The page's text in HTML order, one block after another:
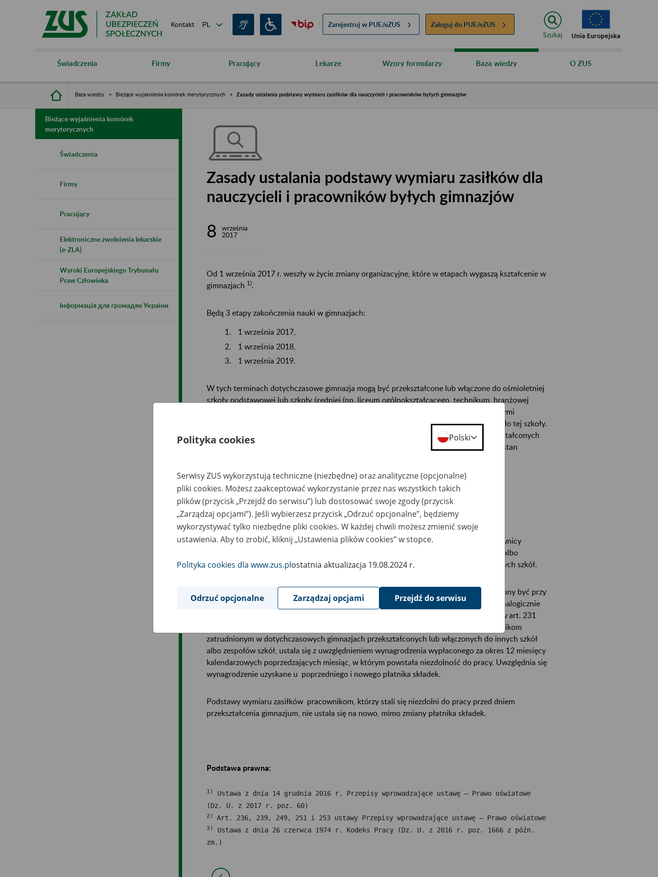
Kontakt Zarejestruj w PUE/eZUS Zaloguj do PUE/eZUS
Szukaj
Świadczenia Firmy Pracujący Lekarze Wzory formularzy Baza wiedzy O ZUS
Baza wiedzy Bieżące wyjaśnienia komórek merytorycznych Zasady ustalania podstawy wymiaru zasiłków dla nauczycieli i pracowników byłych gimnazjów
Bieżące wyjaśnienia komórek
merytorycznych
Świadczenia
Firmy
Pracujący
Elektroniczne zwolnienia lekarskie
(e-ZLA)
Wyroki Europejskiego Trybunału
Praw Człowieka
Інформація для громадян України
Zasady ustalania podstawy wymiaru zasiłków dla
nauczycieli i pracowników byłych gimnazjów
8
września
2017
Od 1 września 2017 r. weszły w życie zmiany organizacyjne, które w etapach wygaszą kształcenie w
gimnazjach 1).
Będą 3 etapy zakończenia nauki w gimnazjach:
1 września 2017,
1 września 2018,
1 września 2019.
W tych terminach dotychczasowe gimnazja mogą być przekształcone lub włączone do ośmioletniej
szkoły podstawowej lub szkoły średniej (np. liceum ogólnokształcącego, technikum, branżowej
szkoły I stopnia). Dzień rozpoczęcia działalności przez szkołę utworzoną zgodnie z nowymi
przepisami uznaje się odpowiednio za dzień przekształcenia albo włączenia gimnazjum do tej szkoły.
Nauczyciele i pracownicy dotychczasowych gimnazjów mogą być zatrudnieni w przekształconych
szkołach lub innych szkołach, do których włączono gimnazja, mogą być przeniesieni w stan
Podstawa wymiaru zasiłków
Zgodnie z przepisami powołanej ustawy z dnia 14 grudnia 2016 r.2)
nauczyciele i pracownicy
zatrudnieni w dotychczasowych gimnazjach lub zespole szkół, z dniem przekształcenia albo
włączenia do szkół podstawowych lub średnich, stają się z mocy prawa pracownikami tych szkół.
Zmiany organizacyjne, które spowodowały zakończenie kształcenia w gimnazjach powinny być przy
ustalaniu podstawy wymiaru świadczeń w razie choroby i macierzyństwa traktowane analogicznie
jak przejście zakładu pracy lub jego części na innego pracodawcę w trybie określonym w art. 231
. Podstawę wymiaru zasiłków przysługujących nauczycielom i pracownikom
zatrudnionym w dotychczasowych gimnazjach przekształconych lub włączonych do innych szkół
albo zespołów szkół, ustala się z uwzględnieniem wynagrodzenia wypłaconego za okres 12 miesięcy
kalendarzowych poprzedzających miesiąc, w którym powstała niezdolność do pracy. Uwzględnia się
wynagrodzenie uzyskane u poprzedniego i nowego płatnika składek.
Podstawy wymiaru zasiłków pracownikom, którzy stali się niezdolni do pracy przed dniem
przekształcenia gimnazjum, nie ustala się na nowo, mimo zmiany płatnika składek.
Podstawa prawna:
1)
Ustawa z dnia 14 grudnia 2016 r. Przepisy wprowadzające ustawę – Prawo oświatowe
2)
3)
Ustawa z dnia 26 czerwca 1974 r. Kodeks Pracy (Dz. U. z 2016 r. poz. 1666 z późn.
Polityka cookies Polski
Serwisy ZUS wykorzystują techniczne (niezbędne) oraz analityczne (opcjonalne)
pliki cookies. Możesz zaakceptować wykorzystanie przez nas wszystkich takich
plików (przycisk „Przejdź do serwisu”) lub dostosować swoje zgody (przycisk
„Zarządzaj opcjami”). Jeśli wybierzesz przycisk „Odrzuć opcjonalne”, będziemy
wykorzystywać tylko niezbędne pliki cookies. W każdej chwili możesz zmienić swoje
ustawienia. Aby to zrobić, kliknij „Ustawienia plików cookies” w stopce.
Polityka cookies dla www.zus.plostatnia aktualizacja 19.08.2024 r.
Odrzuć opcjonalne Zarządzaj opcjami Przejdź do serwisu